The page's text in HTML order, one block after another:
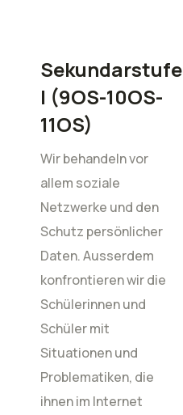
Sekundarstufe
I (9OS-10OS-
11OS)
Wir behandeln vor
allem soziale
Netzwerke und den
Schutz persönlicher
Daten. Ausserdem
konfrontieren wir die
Schülerinnen und
Schüler mit
Situationen und
Problematiken, die
ihnen im Internet